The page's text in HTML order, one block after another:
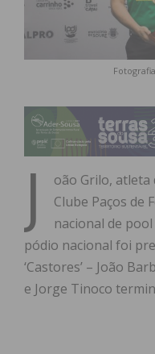
J
oão Grilo, atleta
Clube Paços de
nacional de
pódio nacional foi
‘Castores’ – João
e Jorge Tinoco